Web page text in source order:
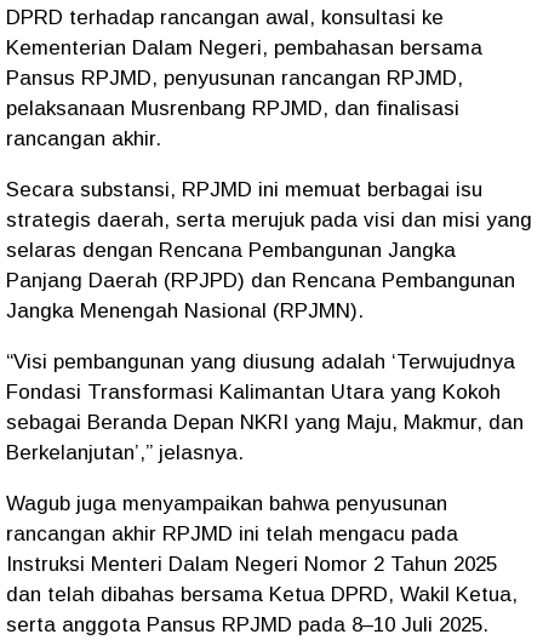
DPRD terhadap rancangan awal, konsultasi ke
Kementerian Dalam Negeri, pembahasan bersama
Pansus RPJMD, penyusunan rancangan RPJMD,
pelaksanaan Musrenbang RPJMD, dan finalisasi
rancangan akhir.
Secara substansi, RPJMD ini memuat berbagai isu
strategis daerah, serta merujuk pada visi dan misi yang
selaras dengan Rencana Pembangunan Jangka
Panjang Daerah (RPJPD) dan Rencana Pembangunan
Jangka Menengah Nasional (RPJMN).
“Visi pembangunan yang diusung adalah ‘Terwujudnya
Fondasi Transformasi Kalimantan Utara yang Kokoh
sebagai Beranda Depan NKRI yang Maju, Makmur, dan
Berkelanjutan’,” jelasnya.
Wagub juga menyampaikan bahwa penyusunan
rancangan akhir RPJMD ini telah mengacu pada
Instruksi Menteri Dalam Negeri Nomor 2 Tahun 2025
dan telah dibahas bersama Ketua DPRD, Wakil Ketua,
serta anggota Pansus RPJMD pada 8–10 Juli 2025.